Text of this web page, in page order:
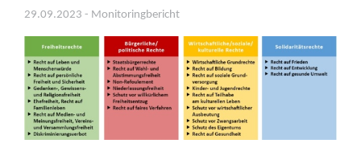
29.09.2023 - Monitoringbericht